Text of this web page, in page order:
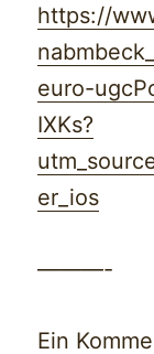
https://
euro-
IXKs?
er_ios
———-
Ein